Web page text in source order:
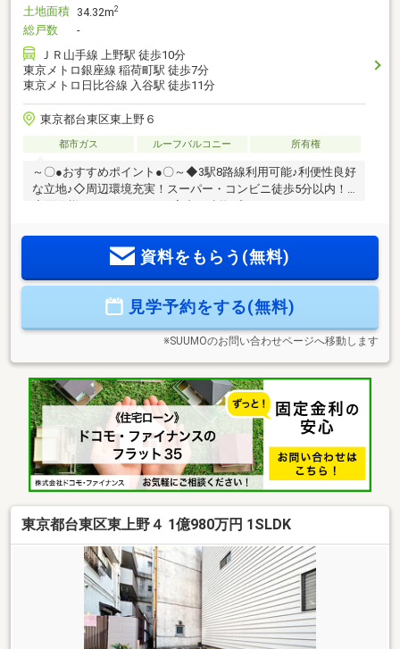
土地面積 34.32m2
総戸数
-
ＪＲ山手線 上野駅 徒歩10分
東京メトロ銀座線 稲荷町駅 徒歩7分
東京メトロ日比谷線 入谷駅 徒歩11分
東京都台東区東上野６
都市ガス ルーフバルコニー 所有権
～〇●おすすめポイント●〇～◆3駅8路線利用可能♪利便性良好
な立地♪◇周辺環境充実！スーパー・コンビニ徒歩5分以内！
◆同仕様モデルハウスのご案内や建物プレゼンテーションも
091】まで
♪◇◆◇◆◇◆◇◆◇◆◇◆◇◆◇◆◇◆◇◆◇◆◇◆◇◆【物
します。重要事項説明に載らないような住んでから気になる
事項を色々な角度から調査して、お客様にとっての購入リス
♪◇◆◇◆◇◆◇◆◇◆◇◆◇◆◇◆◇◆◇◆◇◆◇◆◇◆
資料をもらう(無料)
見学予約をする(無料)
※SUUMOのお問い合わせページへ移動します
東京都台東区東上野４ 1億980万円 1SLDK